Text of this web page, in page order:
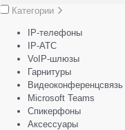
Категории
IP-телефоны
IP-АТС
VoIP-шлюзы
Гарнитуры
Microsoft Teams
Спикерфоны
Аксессуары